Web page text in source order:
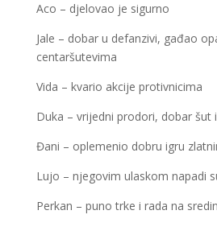
Aco – djelovao je sigurno
Jale – dobar u defanzivi, gađao
centaršutevima
Vida – kvario akcije protivnicima
Duka – vrijedni prodori, dobar šut
Đani – oplemenio dobru igru
Lujo – njegovim ulaskom napadi
Perkan – puno trke i rada na